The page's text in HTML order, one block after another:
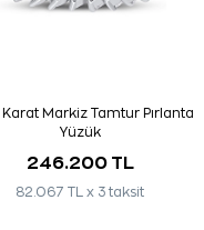
Markiz Tamtur Pırlanta
Yüzük
246.200 TL
82.067 TL x 3 taksit